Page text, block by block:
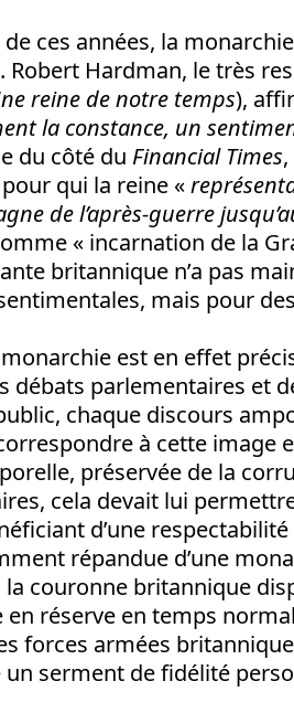
ces années, la
Robert Hardman, le très
reine de notre temps),
la constance, un
du côté du Financial Times
qui la reine «
de l’après-guerre
« incarnation de la
britannique n’a pas
mais pour
est en effet
débats parlementaires et
chaque discours
à cette image
préservée de la
cela devait lui
d’une
répandue d’une
couronne britannique
en réserve en temps
forces armées
serment de fidélité